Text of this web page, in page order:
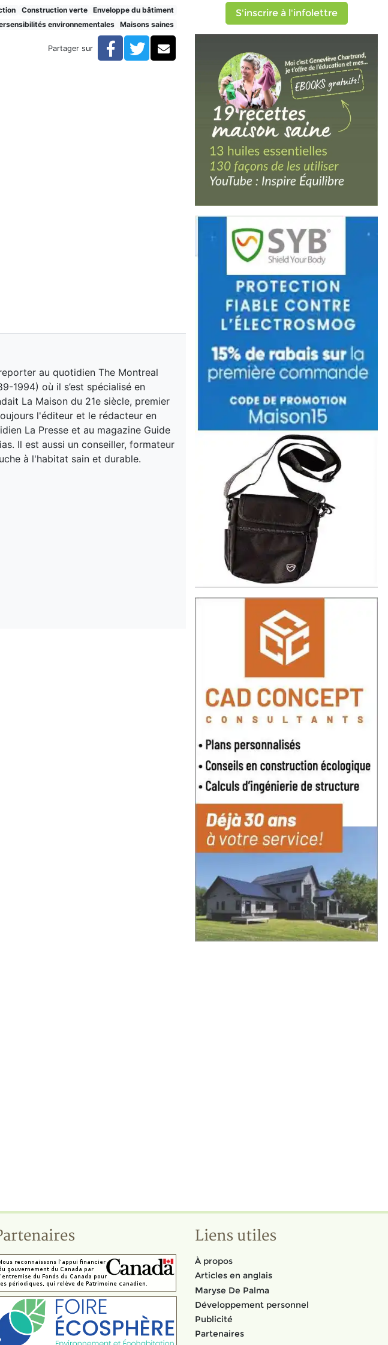
Construction verte
Enveloppe du bâtiment
environnementales
Maisons saines
Partager sur Facebook
TwitterCourriel
au quotidien The Montreal
1994) où il s’est spécialisé en
La Maison du 21e siècle, premier
l'éditeur et le rédacteur en
La Presse et au magazine Guide
Il est aussi un conseiller, formateur
à l'habitat sain et durable.
S'inscrire à l'infolettre
Liens utiles
À propos
Articles en anglais
Maryse De Palma
Développement personnel
Publicité
Partenaires